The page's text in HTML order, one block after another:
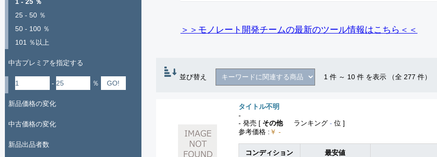
＞＞モノレート開発チームの最新のツール情報はこちら＜＜
並び替え 1 件 ～ 10 件 を表示 （全 277 件）
タイトル不明
-
- 発売 [ その他 ランキング - 位 ]
参考価格 : ￥ -
コンディション 最安値
1 - 25 ％
25 - 50 ％
50 - 100 ％
101 ％以上
中古プレミアを指定する
- ％
新品価格の変化
中古価格の変化
新品出品者数